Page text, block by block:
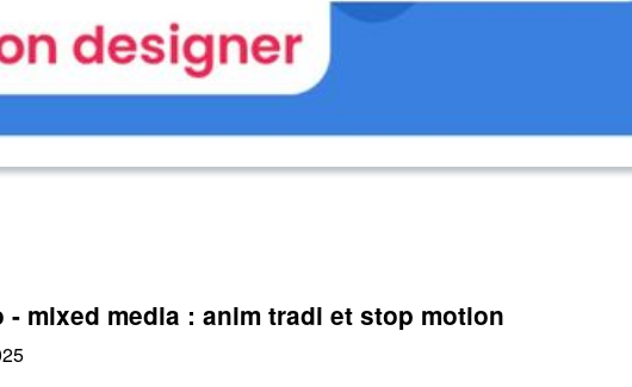
mixed media : anim tradi et stop motion